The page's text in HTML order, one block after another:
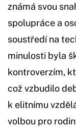
známá svou
spolupráce a
soustředí na
minulosti byla
kontroverzím,
což vzbudilo
k elitnímu
volbou pro